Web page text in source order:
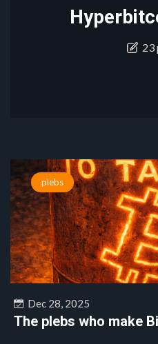
23
plebs
Dec 28, 2025
The plebs who make